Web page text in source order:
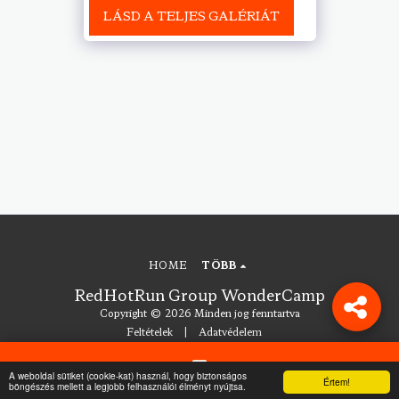
Értem!
A weboldal sütiket (cookie-kat) használ, hogy biztonságos
böngészés mellett a legjobb felhasználói élményt nyújtsa.
LÁSD A TELJES GALÉRIÁT
RedHotRun Group WonderCamp
Copyright © 2026 Minden jog fenntartva
Feltételek | Adatvédelem
HOME TÖBB
FELIRATKOZÁS
Kapcsolat